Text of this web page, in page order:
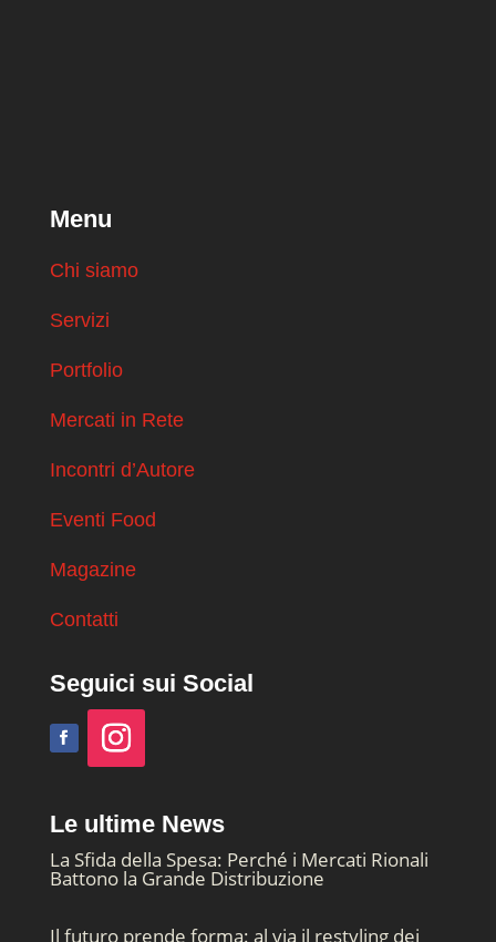
Menu
Chi siamo
Servizi
Portfolio
Mercati in Rete
Incontri d’Autore
Eventi Food
Magazine
Contatti
Seguici sui Social
Le ultime News
La Sfida della Spesa: Perché i Mercati Rionali
Battono la Grande Distribuzione
Il futuro prende forma: al via il restyling dei